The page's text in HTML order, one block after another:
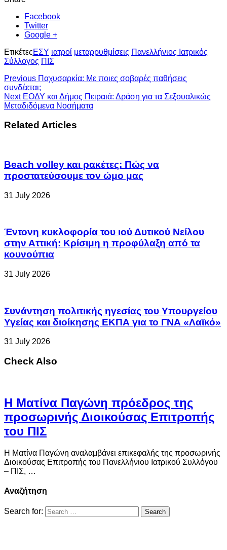
Facebook
Twitter
Google +
ΕτικέτεςΕΣΥ ιατροί μεταρρυθμίσεις Πανελλήνιος Ιατρικός
Σύλλογος ΠΙΣ
Previous Παχυσαρκία: Με ποιες σοβαρές παθήσεις
συνδέεται;
NextΕΟΔΥ και Δήμος Πειραιά: Δράση για τα Σεξουαλικώς
Μεταδιδόμενα Νοσήματα
Related Articles
Beach volley και ρακέτες: Πώς να
προστατεύσουμε τον ώμο μας
31 July 2026
Έντονη κυκλοφορία του ιού Δυτικού Νείλου
στην Αττική: Κρίσιμη η προφύλαξη από τα
κουνούπια
31 July 2026
Συνάντηση πολιτικής ηγεσίας του Υπουργείου
Υγείας και διοίκησης ΕΚΠΑ για το ΓΝΑ «Λαϊκό»
31 July 2026
Check Also
Η Ματίνα Παγώνη πρόεδρος της
προσωρινής Διοικούσας Επιτροπής
του ΠΙΣ
Η Ματίνα Παγώνη αναλαμβάνει επικεφαλής της προσωρινής
Διοικούσας Επιτροπής του Πανελλήνιου Ιατρικού Συλλόγου
– ΠΙΣ, …
Αναζήτηση
Search for: